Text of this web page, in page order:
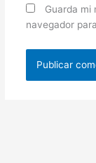
Guarda mi
navegador